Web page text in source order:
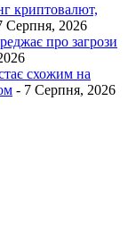
криптовалют,
Серпня, 2026
про загрози
схожим на
- 7 Серпня, 2026